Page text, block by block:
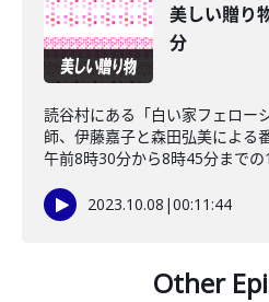
美しい贈り
分
読谷村にある「白い家フェロー
師、伊藤嘉子と森田弘美による
午前8時30分から8時45分までの
2023.10.08 |00:11:44
Other